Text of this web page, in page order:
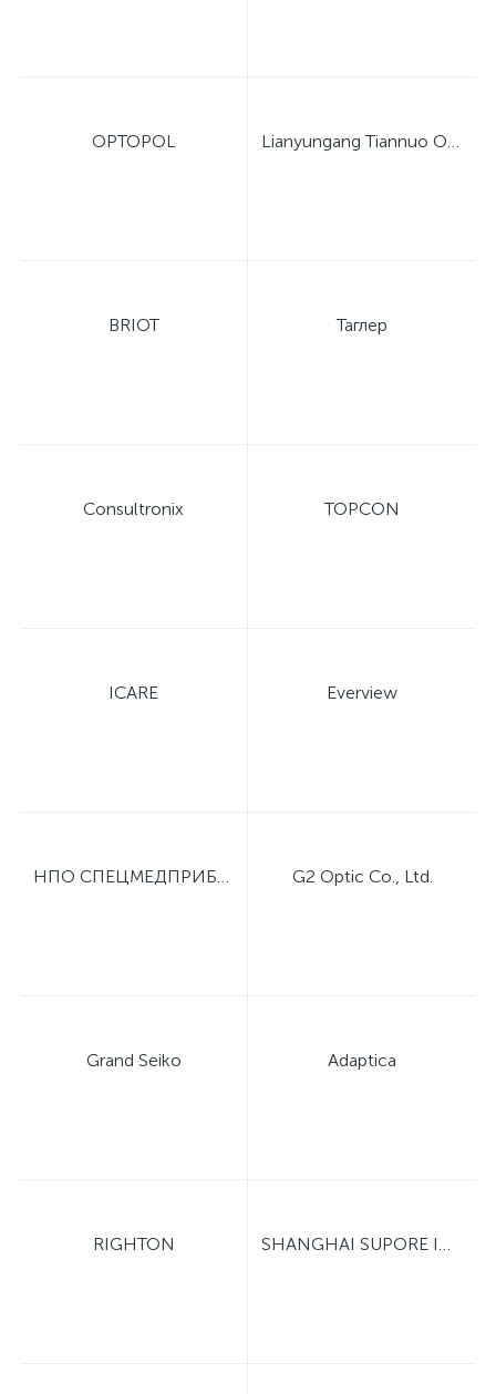
OPTOPOL Lianyungang Tiannuo Optical Instrument Co., Ltd.
BRIOT Таглер
Consultronix TOPCON
ICARE Everview
НПО СПЕЦМЕДПРИБОР G2 Optic Co., Ltd.
Grand Seiko Adaptica
RIGHTON SHANGHAI SUPORE INSTRUMENTS